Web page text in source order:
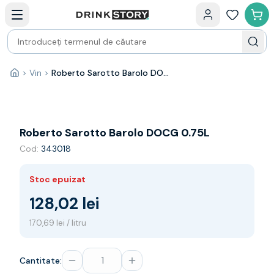
Bauturi fine — selectie
Produse Noi
Cosuri cadou
Pachete & Cadouri
Vin
Franta
Spania
Australia
Germania
Noua Zeelanda
Prosecco
Acasă
> Vin > Roberto Sarotto Barolo DOCG 0.75L
Roberto Sarotto Barolo DOCG 0.75L
Cod: 343018
Stoc epuizat
128,02 lei
170,69 lei / litru
Cantitate: